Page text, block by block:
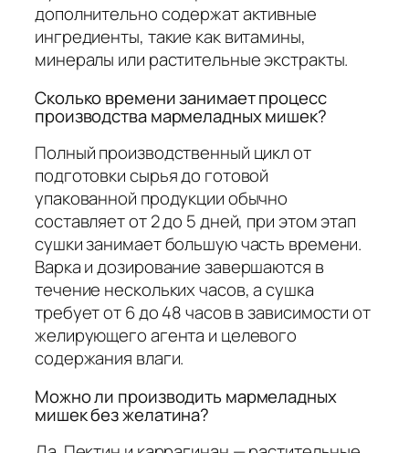
дополнительно содержат активные
ингредиенты, такие как витамины,
минералы или растительные экстракты.
Сколько времени занимает процесс
производства мармеладных мишек?
Полный производственный цикл от
подготовки сырья до готовой
упакованной продукции обычно
составляет от 2 до 5 дней, при этом этап
сушки занимает большую часть времени.
Варка и дозирование завершаются в
течение нескольких часов, а сушка
требует от 6 до 48 часов в зависимости от
желирующего агента и целевого
содержания влаги.
Можно ли производить мармеладных
мишек без желатина?